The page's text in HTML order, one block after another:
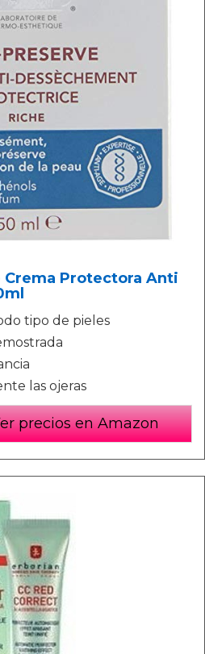
Crema Protectora Anti
tipo de pieles
las ojeras
precios en Amazon